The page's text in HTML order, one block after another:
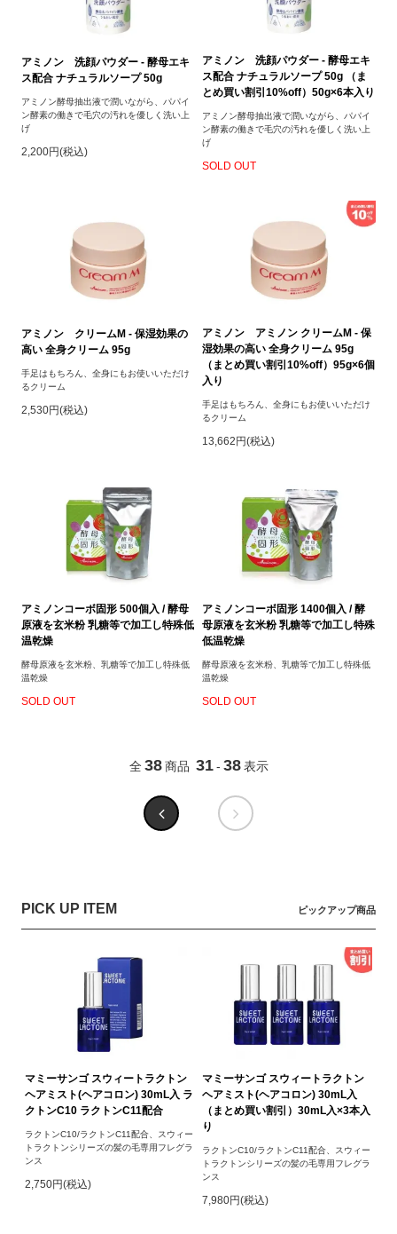
アミノン 洗顔パウダー - 酵母エキ
ス配合 ナチュラルソープ 50g
アミノン酵母抽出液で潤いながら、パパイ
ン酵素の働きで毛穴の汚れを優しく洗い上
げ
2,200円(税込)
アミノン 洗顔パウダー - 酵母エキ
ス配合 ナチュラルソープ 50g （ま
とめ買い割引10%off）50g×6本入り
アミノン酵母抽出液で潤いながら、パパイ
ン酵素の働きで毛穴の汚れを優しく洗い上
げ
SOLD OUT
アミノン クリームM - 保湿効果の
高い 全身クリーム 95g
手足はもちろん、全身にもお使いいただけ
るクリーム
2,530円(税込)
アミノン アミノン クリームM - 保
湿効果の高い 全身クリーム 95g
（まとめ買い割引10%off）95g×6個
入り
手足はもちろん、全身にもお使いいただけ
るクリーム
13,662円(税込)
アミノンコーボ固形 500個入 / 酵母
原液を玄米粉 乳糖等で加工し特殊低
温乾燥
酵母原液を玄米粉、乳糖等で加工し特殊低
温乾燥
SOLD OUT
アミノンコーボ固形 1400個入 / 酵
母原液を玄米粉 乳糖等で加工し特殊
低温乾燥
酵母原液を玄米粉、乳糖等で加工し特殊低
温乾燥
SOLD OUT
全 38 商品 31 - 38 表示
PICK UP ITEM ピックアップ商品
マミーサンゴ スウィートラクトン
ヘアミスト(ヘアコロン) 30mL入 ラ
クトンC10 ラクトンC11配合
ラクトンC10/ラクトンC11配合、スウィー
トラクトンシリーズの髪の毛専用フレグラ
ンス
2,750円(税込)
マミーサンゴ スウィートラクトン
ヘアミスト(ヘアコロン) 30mL入
（まとめ買い割引）30mL入×3本入
り
ラクトンC10/ラクトンC11配合、スウィー
トラクトンシリーズの髪の毛専用フレグラ
ンス
7,980円(税込)